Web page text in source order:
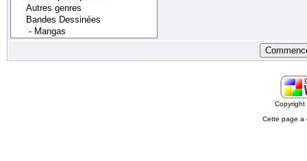
Cette page a